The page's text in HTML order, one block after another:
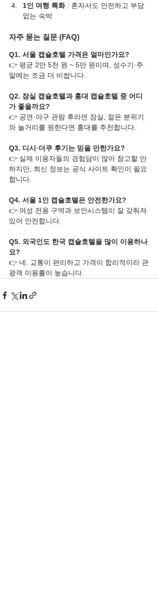
1인 여행 특화 : 혼자서도 안전하고 부담
없는 숙박
자주 묻는 질문 (FAQ)
Q1. 서울 캡슐호텔 가격은 얼마인가요?
👉 평균 2만 5천 원 ~ 5만 원이며, 성수기·주
말에는 조금 더 비쌉니다.
Q2. 잠실 캡슐호텔과 홍대 캡슐호텔 중 어디
가 좋을까요?
👉 공연·야구 관람 후라면 잠실, 젊은 분위기
와 놀거리를 원한다면 홍대를 추천합니다.
Q3. 디시·더쿠 후기는 믿을 만한가요?
👉 실제 이용자들의 경험담이 많아 참고할 만
하지만, 최신 정보는 공식 사이트 확인이 필요
합니다.
Q4. 서울 1인 캡슐호텔은 안전한가요?
👉 여성 전용 구역과 보안시스템이 잘 갖춰져
있어 안전합니다.
Q5. 외국인도 한국 캡슐호텔을 많이 이용하나
요?
👉 네. 교통이 편리하고 가격이 합리적이라 관
광객 이용률이 높습니다.